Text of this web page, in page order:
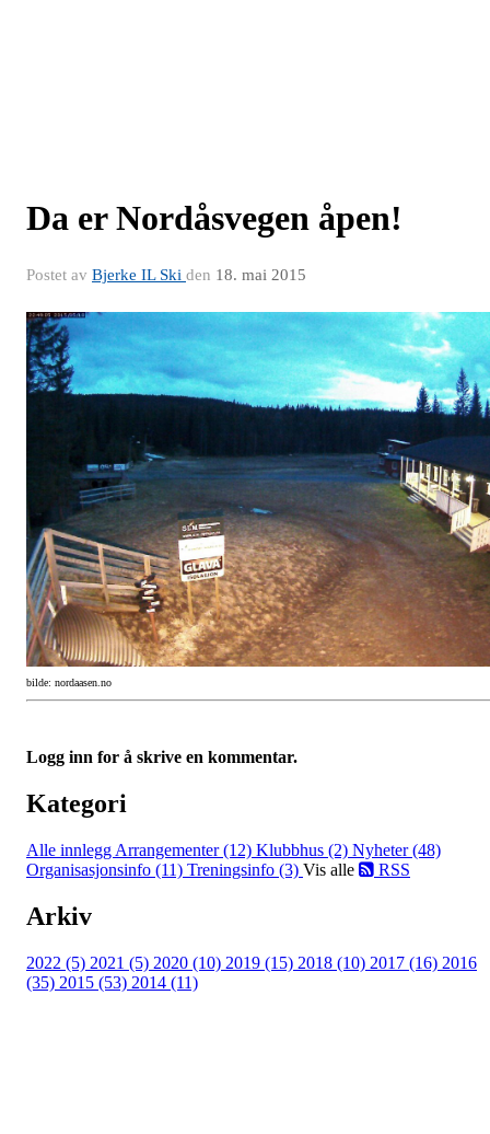
Da er Nordåsvegen åpen!
Postet av Bjerke IL Ski den 18. mai 2015
bilde: nordaasen.no
Logg inn for å skrive en kommentar.
Kategori
Alle innlegg Arrangementer (12) Klubbhus (2) Nyheter (48)
Organisasjonsinfo (11) Treningsinfo (3) Vis alle RSS
Arkiv
2022 (5) 2021 (5) 2020 (10) 2019 (15) 2018 (10) 2017 (16) 2016
(35) 2015 (53) 2014 (11)